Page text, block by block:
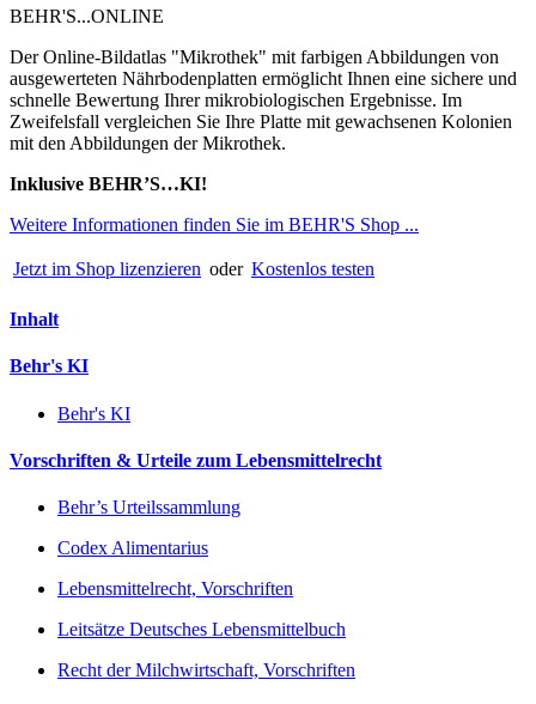
BEHR'S...ONLINE
Der Online-Bildatlas "Mikrothek" mit farbigen Abbildungen von
ausgewerteten Nährbodenplatten ermöglicht Ihnen eine sichere und
schnelle Bewertung Ihrer mikrobiologischen Ergebnisse. Im
Zweifelsfall vergleichen Sie Ihre Platte mit gewachsenen Kolonien
mit den Abbildungen der Mikrothek.
Inklusive BEHR’S…KI!
Weitere Informationen finden Sie im BEHR'S Shop ...
Jetzt im Shop lizenzieren oder Kostenlos testen
Inhalt
Behr's KI
Behr's KI
Vorschriften & Urteile zum Lebensmittelrecht
Behr’s Urteilssammlung
Codex Alimentarius
Lebensmittelrecht, Vorschriften
Leitsätze Deutsches Lebensmittelbuch
Recht der Milchwirtschaft, Vorschriften